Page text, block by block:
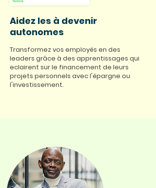
Aidez les à devenir
autonomes
Transformez vos employés en des
leaders grâce à des apprentissages qui
eclairent sur le financement de leurs
projets personnels avec l'épargne ou
l'investissement.